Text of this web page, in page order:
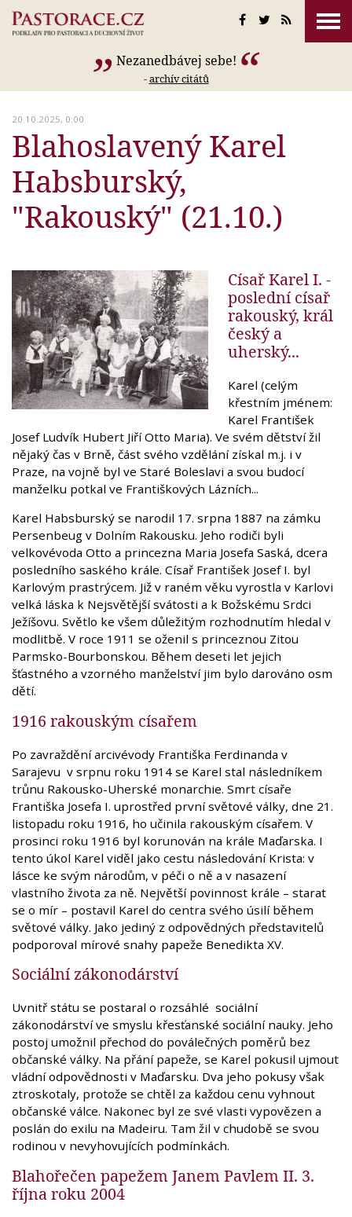
Nezanedbávej sebe!
-archív citátů
20.10.2025, 0:00
Blahoslavený Karel
Habsburský,
"Rakouský" (21.10.)
Císař Karel I. -
poslední císař
rakouský, král
český a
uherský...
Karel (celým
křestním jménem:
Karel František
Josef Ludvík Hubert Jiří Otto Maria). Ve svém dětství žil
nějaký čas v Brně, část svého vzdělání získal m.j. i v
Praze, na vojně byl ve Staré Boleslavi a svou budocí
manželku potkal ve Františkových Lázních...
Karel Habsburský se narodil 17. srpna 1887 na zámku
Persenbeug v Dolním Rakousku. Jeho rodiči byli
velkovévoda Otto a princezna Maria Josefa Saská, dcera
posledního saského krále. Císař František Josef I. byl
Karlovým prastrýcem. Již v raném věku vyrostla v Karlovi
velká láska k Nejsvětější svátosti a k Božskému Srdci
Ježíšovu. Světlo ke všem důležitým rozhodnutím hledal v
modlitbě. V roce 1911 se oženil s princeznou Zitou
Parmsko-Bourbonskou. Během deseti let jejich
šťastného a vzorného manželství jim bylo darováno osm
dětí.
1916 rakouským císařem
Po zavraždění arcivévody Františka Ferdinanda v
Sarajevu v srpnu roku 1914 se Karel stal následníkem
trůnu Rakousko-Uherské monarchie. Smrt císaře
Františka Josefa I. uprostřed první světové války, dne 21.
listopadu roku 1916, ho učinila rakouským císařem. V
prosinci roku 1916 byl korunován na krále Maďarska. I
tento úkol Karel viděl jako cestu následování Krista: v
lásce ke svým národům, v péči o ně a v nasazení
vlastního života za ně. Největší povinnost krále – starat
se o mír – postavil Karel do centra svého úsilí během
světové války. Jako jediný z odpovědných představitelů
podporoval mírové snahy papeže Benedikta XV.
Sociální zákonodárství
Uvnitř státu se postaral o rozsáhlé sociální
zákonodárství ve smyslu křesťanské sociální nauky. Jeho
postoj umožnil přechod do poválečných poměrů bez
občanské války. Na přání papeže, se Karel pokusil ujmout
vládní odpovědnosti v Maďarsku. Dva jeho pokusy však
ztroskotaly, protože se chtěl za každou cenu vyhnout
občanské válce. Nakonec byl ze své vlasti vypovězen a
poslán do exilu na Madeiru. Tam žil v chudobě se svou
rodinou v nevyhovujících podmínkách.
Blahořečen papežem Janem Pavlem II. 3.
října roku 2004